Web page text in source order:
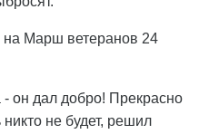
на Марш ветеранов 24
он дал добро! Прекрасно
не будет, решил